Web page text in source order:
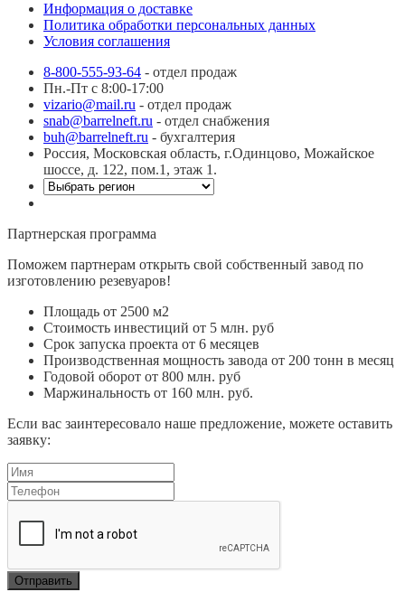
Информация о доставке
Политика обработки персональных данных
Условия соглашения
8-800-555-93-64 - отдел продаж
Пн.-Пт с 8:00-17:00
vizario@mail.ru - отдел продаж
snab@barrelneft.ru - отдел снабжения
buh@barrelneft.ru - бухгалтерия
Россия, Московская область, г.Одинцово, Можайское
шоссе, д. 122, пом.1, этаж 1.
Партнерская программа
Поможем партнерам открыть свой собственный завод по
изготовлению резевуаров!
Площадь от 2500 м2
Стоимость инвестиций от 5 млн. руб
Срок запуска проекта от 6 месяцев
Производственная мощность завода от 200 тонн в месяц
Годовой оборот от 800 млн. руб
Маржинальность от 160 млн. руб.
Если вас заинтересовало наше предложение, можете оставить
заявку: